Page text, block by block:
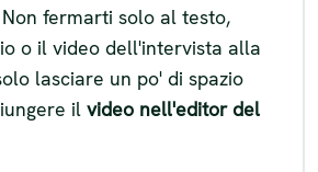
fermarti solo al testo,
o il video dell'intervista alla
lasciare un po' di spazio
il video nell'editor del